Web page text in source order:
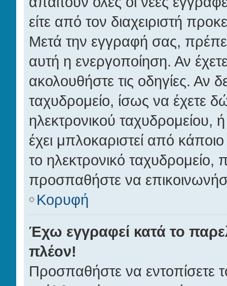
είτε από τον διαχειριστή
Μετά την εγγραφή σας,
αυτή η ενεργοποίηση. Αν
ακολουθήστε τις οδηγίες. Αν
ταχυδρομείο, ίσως να έχετε
ηλεκτρονικού ταχυδρομείου,
έχει μπλοκαριστεί από
το ηλεκτρονικό
προσπαθήστε να
Κορυφή
Έχω εγγραφεί κατά το
πλέον!
Προσπαθήστε να εντοπίσετε